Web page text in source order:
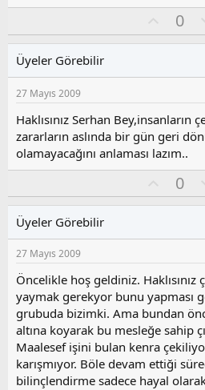
y
0
Üyeler Görebilir
27 Mayıs 2009
Haklısınız Serhan Bey,insanların
zararların aslında bir gün geri
olamayacağını anlaması lazım..
y
0
Üyeler Görebilir
27 Mayıs 2009
Öncelikle hoş geldiniz.
yaymak gerekyor bunu yapması
grubuda bizimki. Ama bundan
altına koyarak bu mesleğe sahip
Maalesef işini bulan kenra
karışmıyor. Böle devam ettiği
bilinçlendirme sadece hayal